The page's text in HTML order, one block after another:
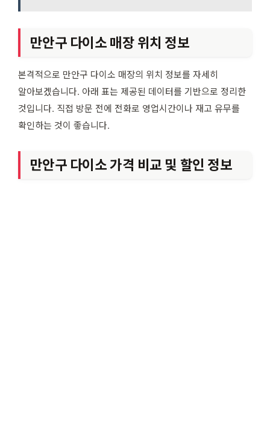
만안구 다이소 매장 위치 정보
본격적으로 만안구 다이소 매장의 위치 정보를 자세히
알아보겠습니다. 아래 표는 제공된 데이터를 기반으로 정리한
것입니다. 직접 방문 전에 전화로 영업시간이나 재고 유무를
확인하는 것이 좋습니다.
만안구 다이소 가격 비교 및 할인 정보